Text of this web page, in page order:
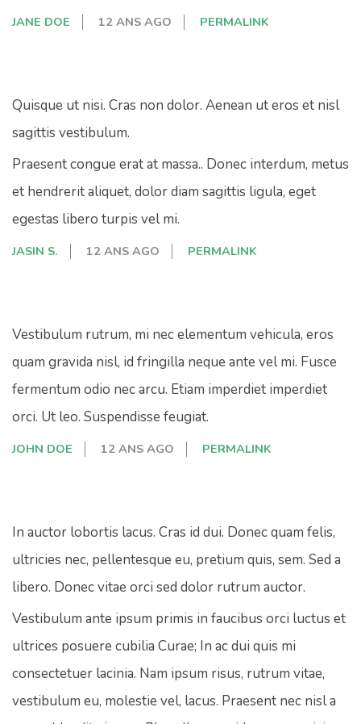
JANE DOE 12 ANS AGO PERMALINK
Quisque ut nisi. Cras non dolor. Aenean ut eros et nisl
sagittis vestibulum.
Praesent congue erat at massa.. Donec interdum, metus
et hendrerit aliquet, dolor diam sagittis ligula, eget
egestas libero turpis vel mi.
JASIN S. 12 ANS AGO PERMALINK
Vestibulum rutrum, mi nec elementum vehicula, eros
quam gravida nisl, id fringilla neque ante vel mi. Fusce
fermentum odio nec arcu. Etiam imperdiet imperdiet
orci. Ut leo. Suspendisse feugiat.
JOHN DOE 12 ANS AGO PERMALINK
In auctor lobortis lacus. Cras id dui. Donec quam felis,
ultricies nec, pellentesque eu, pretium quis, sem. Sed a
libero. Donec vitae orci sed dolor rutrum auctor.
Vestibulum ante ipsum primis in faucibus orci luctus et
ultrices posuere cubilia Curae; In ac dui quis mi
consectetuer lacinia. Nam ipsum risus, rutrum vitae,
vestibulum eu, molestie vel, lacus. Praesent nec nisl a